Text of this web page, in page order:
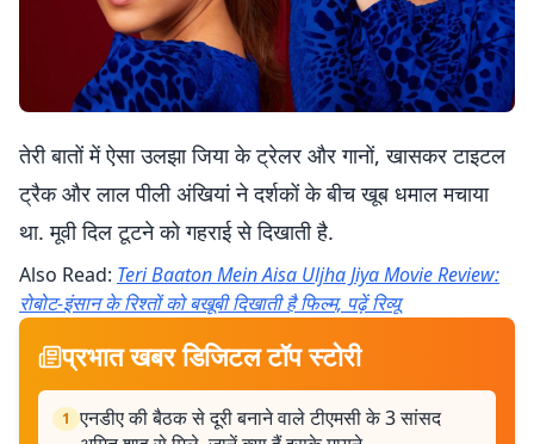
तेरी बातों में ऐसा उलझा जिया के ट्रेलर और गानों, खासकर टाइटल
ट्रैक और लाल पीली अंखियां ने दर्शकों के बीच खूब धमाल मचाया
था. मूवी दिल टूटने को गहराई से दिखाती है.
Also Read: Teri Baaton Mein Aisa Uljha Jiya Movie Review:
रोबोट-इंसान के रिश्तों को बखूबी दिखाती है फिल्म, पढ़ें रिव्यू
प्रभात खबर डिजिटल टॉप स्टोरी
1 एनडीए की बैठक से दूरी बनाने वाले टीएमसी के 3 सांसद